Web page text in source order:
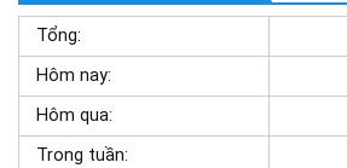
Tổng:
Hôm nay:
Hôm qua:
Trong tuần: